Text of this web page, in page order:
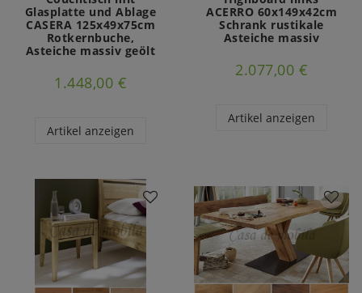
Glasplatte und Ablage
CASERA 125x49x75cm
Rotkernbuche,
Asteiche massiv geölt
1.448,00 €
Artikel anzeigen
ACERRO 60x149x42cm
Schrank rustikale
Asteiche massiv
2.077,00 €
Artikel anzeigen